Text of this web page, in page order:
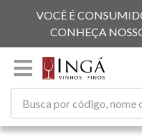
VOCÊ É
CONHEÇA